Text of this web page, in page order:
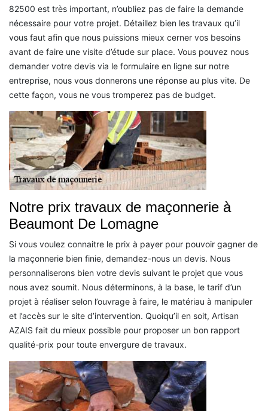
82500 est très important, n’oubliez pas de faire la demande
nécessaire pour votre projet. Détaillez bien les travaux qu’il
vous faut afin que nous puissions mieux cerner vos besoins
avant de faire une visite d’étude sur place. Vous pouvez nous
demander votre devis via le formulaire en ligne sur notre
entreprise, nous vous donnerons une réponse au plus vite. De
cette façon, vous ne vous tromperez pas de budget.
Notre prix travaux de maçonnerie à
Beaumont De Lomagne
Si vous voulez connaitre le prix à payer pour pouvoir gagner de
la maçonnerie bien finie, demandez-nous un devis. Nous
personnaliserons bien votre devis suivant le projet que vous
nous avez soumit. Nous déterminons, à la base, le tarif d’un
projet à réaliser selon l’ouvrage à faire, le matériau à manipuler
et l’accès sur le site d’intervention. Quoiqu’il en soit, Artisan
AZAIS fait du mieux possible pour proposer un bon rapport
qualité-prix pour toute envergure de travaux.